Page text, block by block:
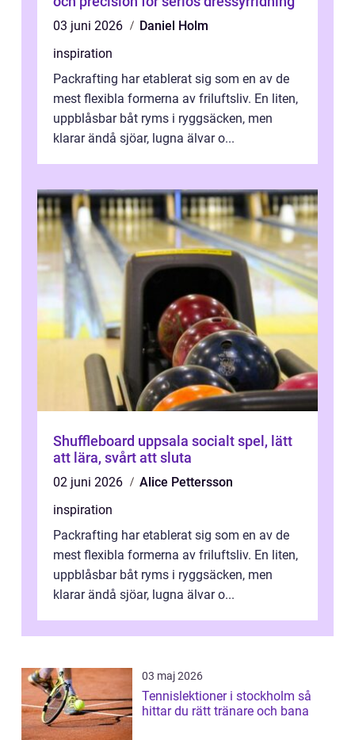
03 juni 2026
Daniel Holm
inspiration
Packrafting har etablerat sig som en av de
mest flexibla formerna av friluftsliv. En liten,
uppblåsbar båt ryms i ryggsäcken, men
klarar ändå sjöar, lugna älvar o...
Shuffleboard uppsala socialt spel, lätt
att lära, svårt att sluta
02 juni 2026
Alice Pettersson
inspiration
Packrafting har etablerat sig som en av de
mest flexibla formerna av friluftsliv. En liten,
uppblåsbar båt ryms i ryggsäcken, men
klarar ändå sjöar, lugna älvar o...
03 maj 2026
Tennislektioner i stockholm så
hittar du rätt tränare och bana